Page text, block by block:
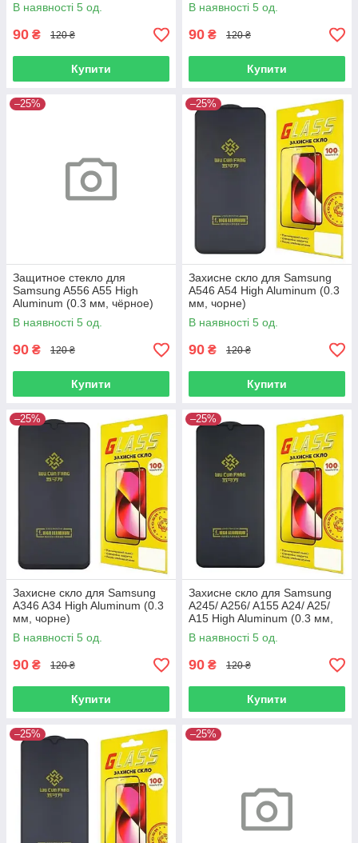
В наявності 5 од.
90 ₴ 120 ₴
Купити
В наявності 5 од.
90 ₴ 120 ₴
Купити
–25%
Защитное стекло для
Samsung A556 A55 High
Aluminum (0.3 мм, чёрное)
В наявності 5 од.
90 ₴ 120 ₴
Купити
–25%
Захисне скло для Samsung
A546 A54 High Aluminum (0.3
мм, чорне)
В наявності 5 од.
90 ₴ 120 ₴
Купити
–25%
Захисне скло для Samsung
A346 A34 High Aluminum (0.3
мм, чорне)
В наявності 5 од.
90 ₴ 120 ₴
Купити
–25%
Захисне скло для Samsung
A245/ A256/ A155 A24/ A25/
A15 High Aluminum (0.3 мм,
чорне)
В наявності 5 од.
90 ₴ 120 ₴
Купити
–25% –25%